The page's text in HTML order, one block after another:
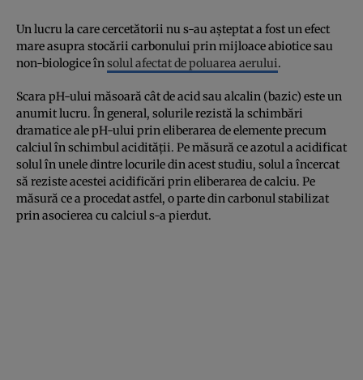
Un lucru la care cercetătorii nu s-au așteptat a fost un efect
mare asupra stocării carbonului prin mijloace abiotice sau
non-biologice însolul afectat de poluarea aerului.
Scara pH-ului măsoară cât de acid sau alcalin (bazic) este un
anumit lucru. În general, solurile rezistă la schimbări
dramatice ale pH-ului prin eliberarea de elemente precum
calciul în schimbul acidității. Pe măsură ce azotul a acidificat
solul în unele dintre locurile din acest studiu, solul a încercat
să reziste acestei acidificări prin eliberarea de calciu. Pe
măsură ce a procedat astfel, o parte din carbonul stabilizat
prin asocierea cu calciul s-a pierdut.